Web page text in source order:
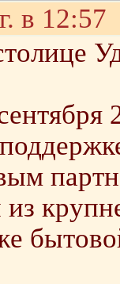
в 12:57